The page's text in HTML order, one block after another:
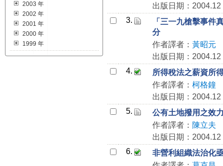
2003 年
2002 年
2001 年
2000 年
1999 年
出版日期：2004.12
3.
「三一九槍擊事件
分
作者譯者： 黃昭元
出版日期：2004.12
4.
所得稅法之薪資所
作者譯者： 柯格鐘
出版日期：2004.12
5.
公有土地撥用之效
作者譯者： 陳立夫
出版日期：2004.12
6.
非營利組織法治化